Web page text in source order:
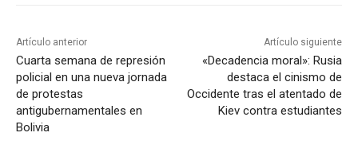
Artículo anterior
Cuarta semana de represión
policial en una nueva jornada
de protestas
antigubernamentales en
Bolivia
Artículo siguiente
«Decadencia moral»: Rusia
destaca el cinismo de
Occidente tras el atentado de
Kiev contra estudiantes